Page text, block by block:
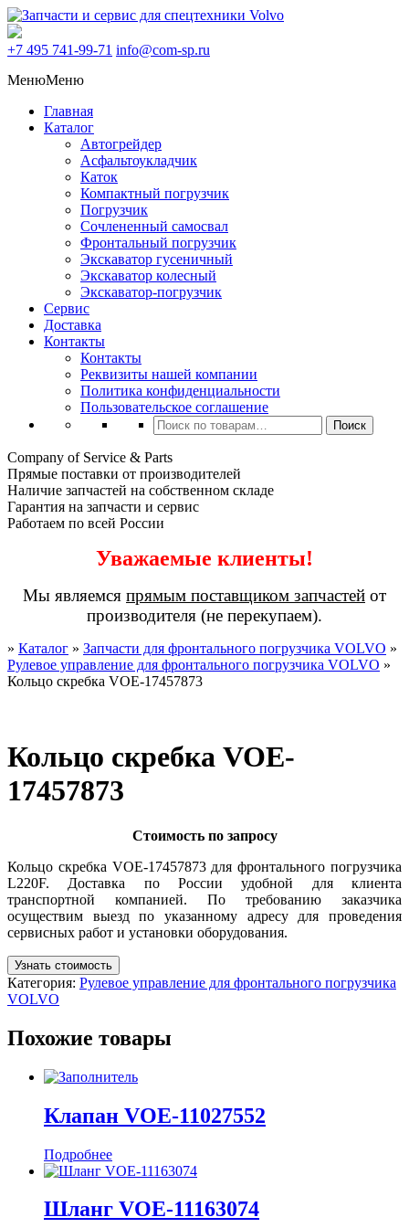
+7 495 741-99-71 info@com-sp.ru
МенюМеню
Главная
Каталог
Автогрейдер
Асфальтоукладчик
Каток
Компактный погрузчик
Погрузчик
Сочлененный самосвал
Фронтальный погрузчик
Экскаватор гусеничный
Экскаватор колесный
Экскаватор-погрузчик
Сервис
Доставка
Контакты
Контакты
Реквизиты нашей компании
Политика конфиденциальности
Пользовательское соглашение
Искать:
Поиск
Company of Service & Parts
Прямые поставки от производителей
Наличие запчастей на собственном складе
Гарантия на запчасти и сервис
Работаем по всей России
Уважаемые клиенты!
Мы являемся прямым поставщиком запчастей от
производителя (не перекупаем).
» Каталог » Запчасти для фронтального погрузчика VOLVO »
Рулевое управление для фронтального погрузчика VOLVO »
Кольцо скребка VOE-17457873
Кольцо скребка VOE-
17457873
Стоимость по запросу
Кольцо скребка VOE-17457873 для фронтального погрузчика
L220F. Доставка по России удобной для клиента
транспортной компанией. По требованию заказчика
осуществим выезд по указанному адресу для проведения
сервисных работ и установки оборудования.
Узнать стоимость
Категория: Рулевое управление для фронтального погрузчика
VOLVO
Похожие товары
Клапан VOE-11027552
Подробнее
Шланг VOE-11163074